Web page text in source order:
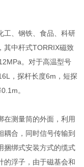
、钢铁、食品、科研
其中杆式TORRIX磁致
。对于高温型号
，探杆长度6m，短探
。
测量筒的外面，利用
合，同时信号传输到
捆绑式安装方式的缆式
的浮子，由于磁基会和